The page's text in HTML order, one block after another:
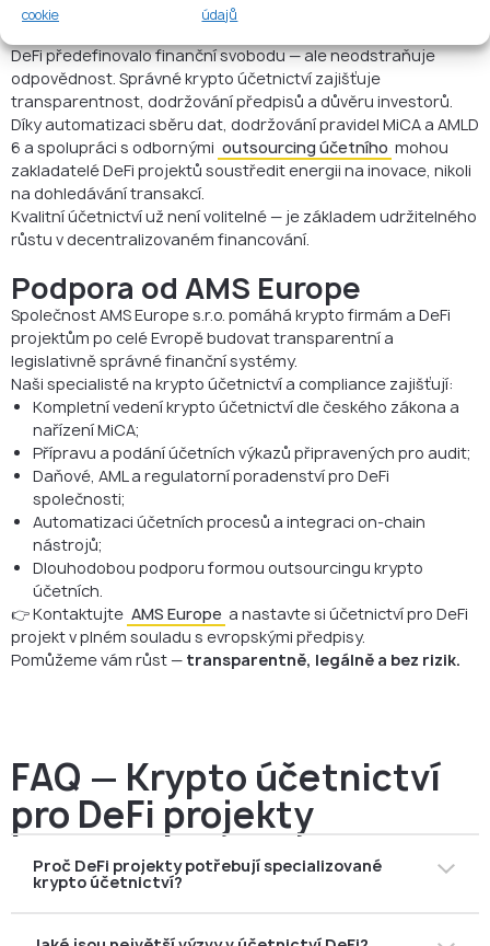
cookie
údajů
Závěr
DeFi předefinovalo finanční svobodu — ale neodstraňuje
odpovědnost. Správné krypto účetnictví zajišťuje
transparentnost, dodržování předpisů a důvěru investorů.
Díky automatizaci sběru dat, dodržování pravidel MiCA a AMLD
6 a spolupráci s odbornými outsourcing účetního mohou
zakladatelé DeFi projektů soustředit energii na inovace, nikoli
na dohledávání transakcí.
Kvalitní účetnictví už není volitelné — je základem udržitelného
růstu v decentralizovaném financování.
Podpora od AMS Europe
Společnost AMS Europe s.r.o. pomáhá krypto firmám a DeFi
projektům po celé Evropě budovat transparentní a
legislativně správné finanční systémy.
Naši specialisté na krypto účetnictví a compliance zajišťují:
Kompletní vedení krypto účetnictví dle českého zákona a
nařízení MiCA;
Přípravu a podání účetních výkazů připravených pro audit;
Daňové, AML a regulatorní poradenství pro DeFi
společnosti;
Automatizaci účetních procesů a integraci on-chain
nástrojů;
Dlouhodobou podporu formou outsourcingu krypto
účetních.
👉 Kontaktujte AMS Europe a nastavte si účetnictví pro DeFi
projekt v plném souladu s evropskými předpisy.
Pomůžeme vám růst — transparentně, legálně a bez rizik.
FAQ — Krypto účetnictví
pro DeFi projekty
Proč DeFi projekty potřebují specializované
krypto účetnictví?